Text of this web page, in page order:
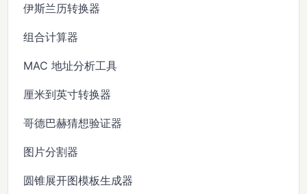
伊斯兰历转换器
组合计算器
MAC 地址分析工具
厘米到英寸转换器
哥德巴赫猜想验证器
图片分割器
圆锥展开图模板生成器